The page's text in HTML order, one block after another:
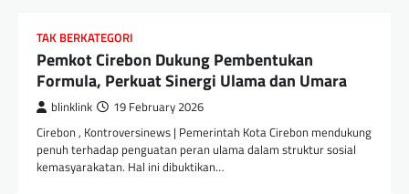
TAK BERKATEGORI
Pemkot Cirebon Dukung Pembentukan
Formula, Perkuat Sinergi Ulama dan Umara
blinklink 19 February 2026
Cirebon , Kontroversinews | Pemerintah Kota Cirebon mendukung
penuh terhadap penguatan peran ulama dalam struktur sosial
kemasyarakatan. Hal ini dibuktikan…